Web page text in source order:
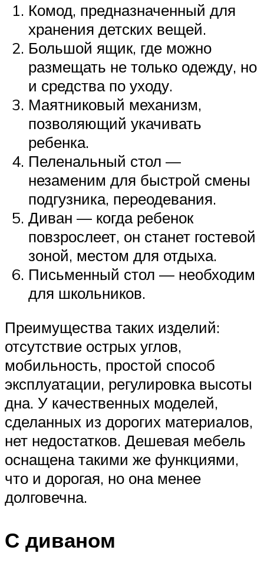
Комод, предназначенный для
хранения детских вещей.
Большой ящик, где можно
размещать не только одежду, но
и средства по уходу.
Маятниковый механизм,
позволяющий укачивать
ребенка.
Пеленальный стол —
незаменим для быстрой смены
подгузника, переодевания.
Диван — когда ребенок
повзрослеет, он станет гостевой
зоной, местом для отдыха.
Письменный стол — необходим
для школьников.
Преимущества таких изделий:
отсутствие острых углов,
мобильность, простой способ
эксплуатации, регулировка высоты
дна. У качественных моделей,
сделанных из дорогих материалов,
нет недостатков. Дешевая мебель
оснащена такими же функциями,
что и дорогая, но она менее
долговечна.
С диваном